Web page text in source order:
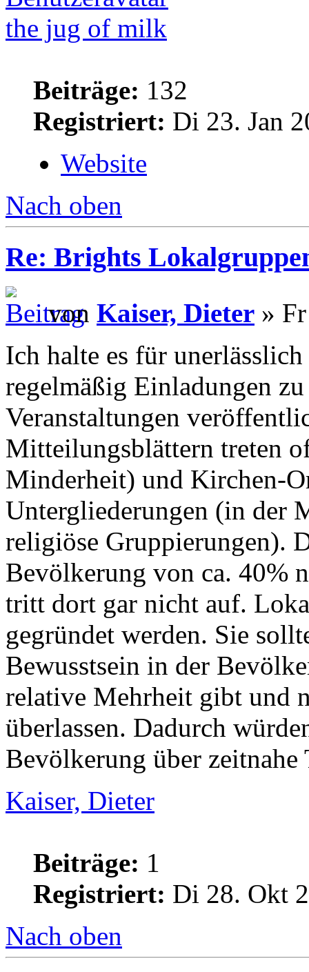
the jug of milk
Beiträge: 132
Registriert: Di 23. Jan
Website
Nach oben
Re: Brights
von Kaiser, Dieter »
Ich halte es für
regelmäßig Einladungen
Veranstaltungen
Mitteilungsblättern treten
Minderheit) und Kirchen-
Untergliederungen (in der
religiöse Gruppierungen).
Bevölkerung von ca. 40%
tritt dort gar nicht auf.
gegründet werden. Sie
Bewusstsein in der
relative Mehrheit gibt und
überlassen. Dadurch
Bevölkerung über zeitnahe
Kaiser, Dieter
Beiträge: 1
Registriert: Di 28. Okt
Nach oben